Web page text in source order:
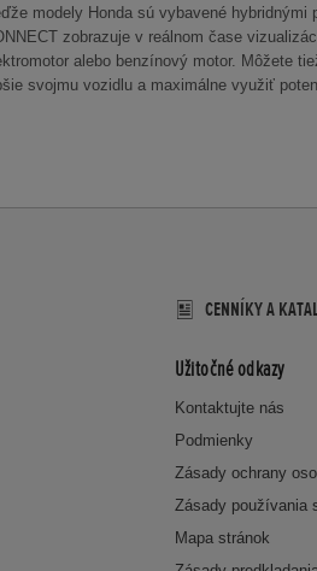
modely Honda sú vybavené
zobrazuje v reálnom čase
alebo benzínový motor. Môžete
svojmu vozidlu a maximálne využiť
CENNÍKY A
Užitočné odkazy
Kontaktujte nás
Podmienky
Zásady ochrany
Zásady používania
Mapa stránok